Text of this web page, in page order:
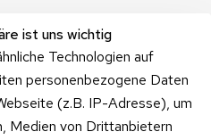
ist uns wichtig
Technologien auf
personenbezogene Daten
(z.B. IP-Adresse), um
Medien von Drittanbietern
Zum
Kontaktformu
lar